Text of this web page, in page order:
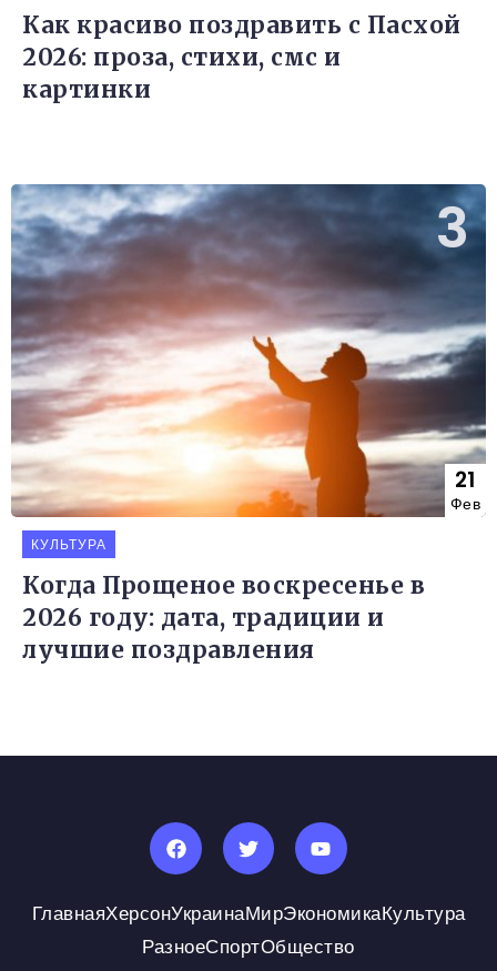
Как красиво поздравить с Пасхой
2026: проза, стихи, смс и
картинки
21
Фев
КУЛЬТУРА
Когда Прощеное воскресенье в
2026 году: дата, традиции и
лучшие поздравления
ГлавнаяХерсонУкраинаМирЭкономикаКультура
РазноеСпортОбщество